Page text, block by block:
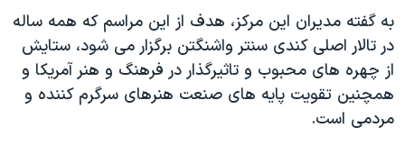
چهل سال گروگان‌گیری
قانون شفافیت دارائی کادر رهبری ایران
اعتراضات مردمی آبان ۹۸
اسرائیل در جنگ
به گفته مدیران این مرکز، هدف از این مراسم که همه ساله
در تالار اصلی کندی سنتر واشنگتن برگزار می شود، ستایش
از چهره های محبوب و تاثیرگذار در فرهنگ و هنر آمریکا و
همچنین تقویت پایه های صنعت هنرهای سرگرم کننده و
مردمی است.